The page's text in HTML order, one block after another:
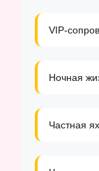
VIP-
Ночная
Частная